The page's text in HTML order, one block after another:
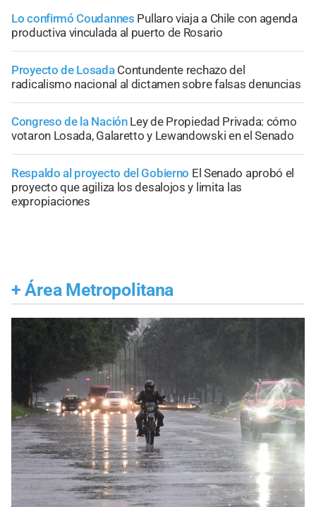
Lo confirmó Coudannes Pullaro viaja a Chile con agenda
productiva vinculada al puerto de Rosario
Proyecto de Losada Contundente rechazo del
radicalismo nacional al dictamen sobre falsas denuncias
Congreso de la Nación Ley de Propiedad Privada: cómo
votaron Losada, Galaretto y Lewandowski en el Senado
Respaldo al proyecto del Gobierno El Senado aprobó el
proyecto que agiliza los desalojos y limita las
expropiaciones
+ Área Metropolitana